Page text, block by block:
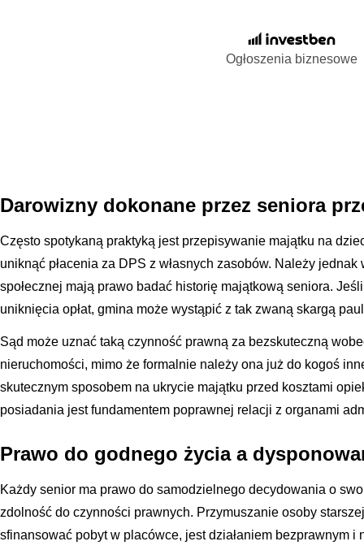
Ogłoszenia biznesowe
Darowizny dokonane przez seniora
Często spotykaną praktyką jest przepisywanie majątku na
uniknąć płacenia za DPS z własnych zasobów. Należy
społecznej mają prawo badać historię majątkową seniora.
uniknięcia opłat, gmina może wystąpić z tak zwaną skargą
Sąd może uznać taką czynność prawną za bezskuteczną
nieruchomości, mimo że formalnie należy ona już do kogoś
skutecznym sposobem na ukrycie majątku przed kosztami
posiadania jest fundamentem poprawnej relacji z organami
Prawo do godnego życia a
Każdy senior ma prawo do samodzielnego decydowania o
zdolność do czynności prawnych. Przymuszanie osoby
sfinansować pobyt w placówce, jest działaniem bezprawnym i